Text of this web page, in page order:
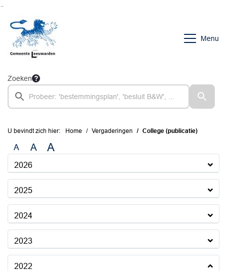
Menu
Zoeken
U bevindt zich hier: Home Vergaderingen College (publicatie)
A A A
2026
2025
2024
2023
2022